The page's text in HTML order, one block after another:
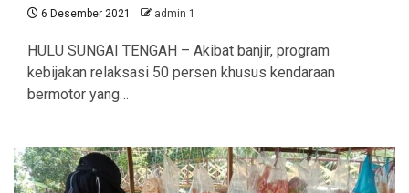
6 Desember 2021 admin 1
HULU SUNGAI TENGAH – Akibat banjir, program
kebijakan relaksasi 50 persen khusus kendaraan
bermotor yang…